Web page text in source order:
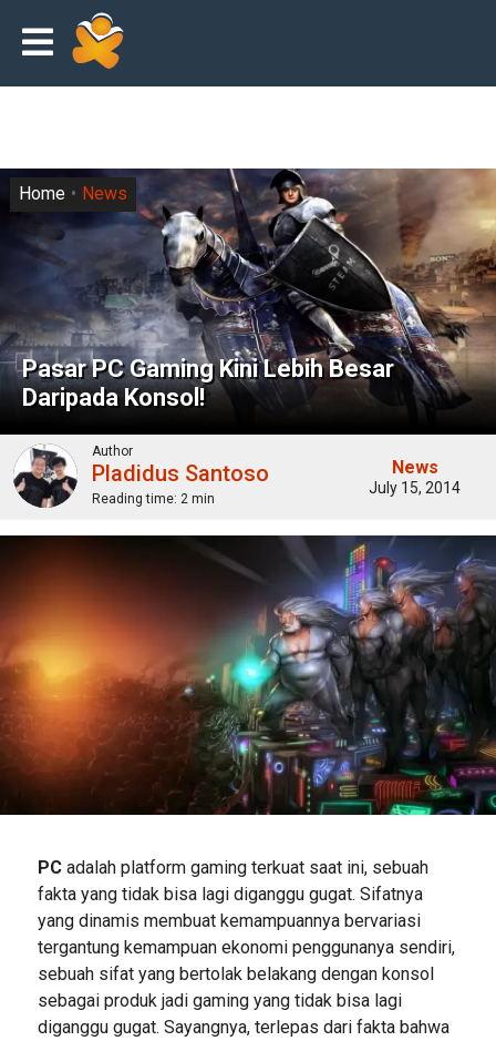
Pasar PC Gaming Kini Lebih Besar
Daripada Konsol!
Home News
Author
Pladidus Santoso
Reading time: 2 min
News
July 15, 2014
PCadalah platform gaming terkuat saat ini, sebuah
fakta yang tidak bisa lagi diganggu gugat. Sifatnya
yang dinamis membuat kemampuannya bervariasi
tergantung kemampuan ekonomi penggunanya sendiri,
sebuah sifat yang bertolak belakang dengan konsol
sebagai produk jadi gaming yang tidak bisa lagi
diganggu gugat. Sayangnya, terlepas dari fakta bahwa